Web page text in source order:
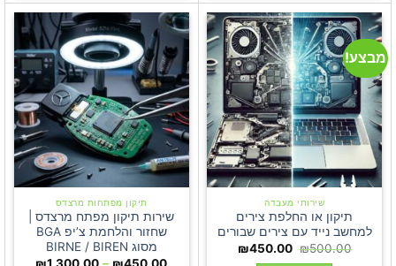
מבצע!
שירותי מעבדה
תיקון או החלפת צירים
למחשב נייד עם צירים שבורים
₪500.00
המחיר
המקורי
₪450.00
תיקון מפתחות מרצדס
שירות תיקון מפתח מרצדס |
שחזור והלחמת צ’יפ BGA
מסוג BIRNE / BIREN
₪450.00
–
₪1,300.00
טווח